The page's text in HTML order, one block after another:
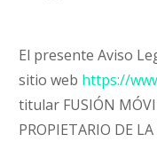
El presente Aviso
sitio web https://
titular FUSIÓN
PROPIETARIO DE LA